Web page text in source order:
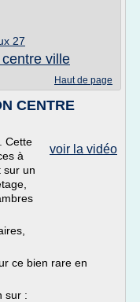
27
ville
Haut de page
CENTRE
voir la vidéo
Cette
à
sur un
ce bien rare en
sur :